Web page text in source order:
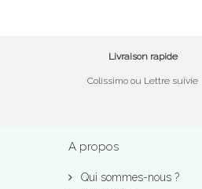
Livraison rapide
Colissimo ou Lettre suivie
A propos
Qui sommes-nous ?